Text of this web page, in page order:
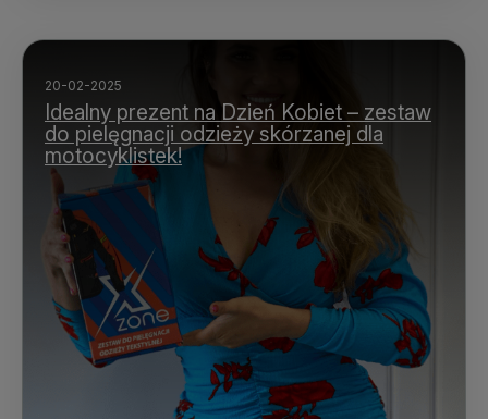
20-02-2025
Idealny prezent na Dzień Kobiet – zestaw
do pielęgnacji odzieży skórzanej dla
motocyklistek!